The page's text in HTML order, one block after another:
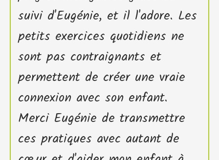
suivi d'Eugénie, et il l'adore. Les
petits exercices quotidiens ne
sont pas contraignants et
permettent de créer une vraie
connexion avec son enfant.
Merci Eugénie de transmettre
ces pratiques avec autant de